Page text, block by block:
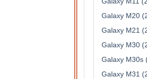
Galaxy M20
Galaxy M21
Galaxy M30
Galaxy M30s
Galaxy M31